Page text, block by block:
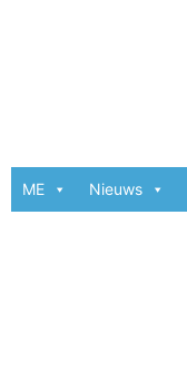
ME Nieuws